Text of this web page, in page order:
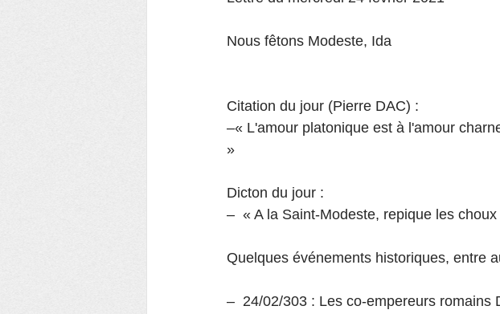
Nous fêtons Modeste, Ida
Citation du jour (Pierre DAC) :
–« L'amour platonique est à l'amour
»
Dicton du jour :
–  « A la Saint-Modeste, repique les
Quelques événements historiques, entre
–  24/02/303 : Les co-empereurs romains